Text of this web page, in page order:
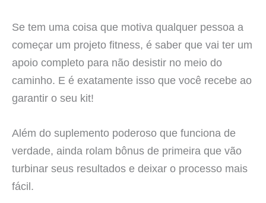
Se tem uma coisa que motiva qualquer pessoa a
começar um projeto fitness, é saber que vai ter um
apoio completo para não desistir no meio do
caminho. E é exatamente isso que você recebe ao
garantir o seu kit!
Além do suplemento poderoso que funciona de
verdade, ainda rolam bônus de primeira que vão
turbinar seus resultados e deixar o processo mais
fácil.